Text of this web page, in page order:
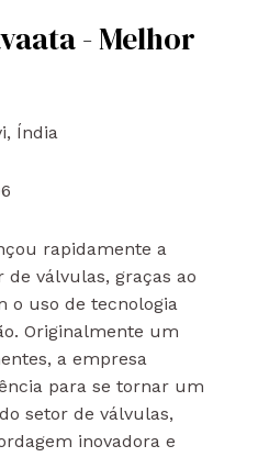
- Melhor
Índia
rapidamente a
válvulas, graças ao
o uso de tecnologia
Originalmente um
a empresa
para se tornar um
setor de válvulas,
inovadora e